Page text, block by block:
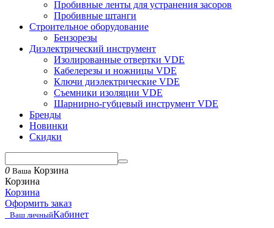
Пробивные ленты для устранения засоров
Пробивные штанги
Строительное оборудование
Бензорезы
Диэлектрический инструмент
Изолированные отвертки VDE
Кабелерезы и ножницы VDE
Ключи диэлектрические VDE
Съемники изоляции VDE
Шарнирно-губцевый инструмент VDE
Бренды
Новинки
Скидки
0 Ваша Корзина
Корзина
Корзина
Оформить заказ
Ваш личныйКабинет